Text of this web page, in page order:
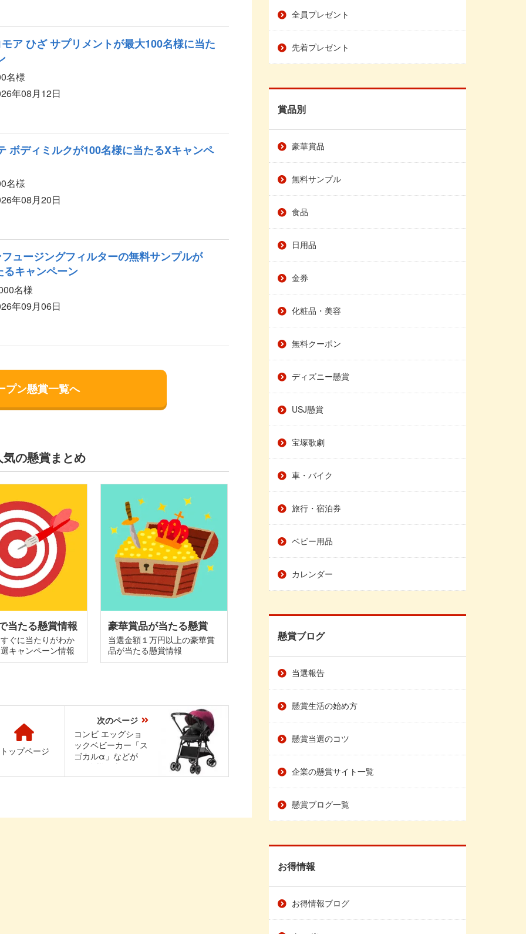
ア ひざ サプリメントが最大100名様に当た
名様
年08月12日
ボディミルクが100名様に当たるXキャンペ
名様
年08月20日
ュージングフィルターの無料サンプルが
キャンペーン
名様
年09月06日
プン懸賞一覧へ
気の懸賞まとめ
当たる懸賞情報
ぐに当たりがわか
キャンペーン情報
豪華賞品が当たる懸賞
当選金額１万円以上の豪華賞
品が当たる懸賞情報
次のページ
コンビ エッグショ
ックベビーカー「ス
ゴカルα」などが
264名様に当たる！
Happy-Note For マ
トップページ
全員プレゼント
先着プレゼント
賞品別
豪華賞品
無料サンプル
食品
日用品
金券
化粧品・美容
無料クーポン
ディズニー懸賞
USJ懸賞
宝塚歌劇
車・バイク
旅行・宿泊券
ベビー用品
カレンダー
懸賞ブログ
当選報告
懸賞生活の始め方
懸賞当選のコツ
企業の懸賞サイト一覧
懸賞ブログ一覧
お得情報
お得情報ブログ